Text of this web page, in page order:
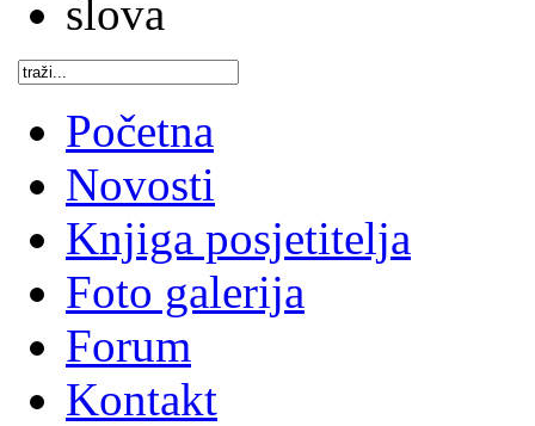
Početna
Novosti
Knjiga posjetitelja
Foto galerija
Forum
Kontakt